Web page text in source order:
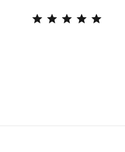
⭐⭐⭐⭐⭐